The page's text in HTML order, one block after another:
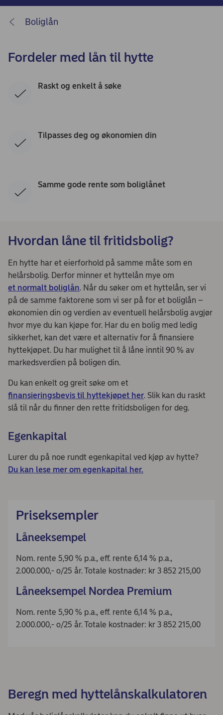
Boliglån
Fordeler med lån til hytte
Raskt og enkelt å søke
Tilpasses deg og økonomien din
Samme gode rente som boliglånet
Hvordan låne til fritidsbolig?
En hytte har et eierforhold på samme måte som en
helårsbolig. Derfor minner et hyttelån mye om
et normalt boliglån. Når du søker om et hyttelån, ser vi
på de samme faktorene som vi ser på for et boliglån –
økonomien din og verdien av eventuell helårsbolig avgjør
hvor mye du kan kjøpe for. Har du en bolig med ledig
sikkerhet, kan det være et alternativ for å finansiere
hyttekjøpet. Du har mulighet til å låne inntil 90 % av
markedsverdien på boligen din.
Du kan enkelt og greit søke om et
finansieringsbevis til hyttekjøpet her. Slik kan du raskt
slå til når du finner den rette fritidsboligen for deg.
Egenkapital
Lurer du på noe rundt egenkapital ved kjøp av hytte?
Du kan lese mer om egenkapital her.
Priseksempler
Låneeksempel
Nom. rente 5,90 % p.a., eff. rente 6,14 % p.a.,
2.000.000,- o/25 år. Totale kostnader: kr 3 852 215,00
Låneeksempel Nordea Premium
Nom. rente 5,90 % p.a., eff. rente 6,14 % p.a.,
2.000.000,- o/25 år. Totale kostnader: kr 3 852 215,00
Beregn med hyttelånskalkulatoren